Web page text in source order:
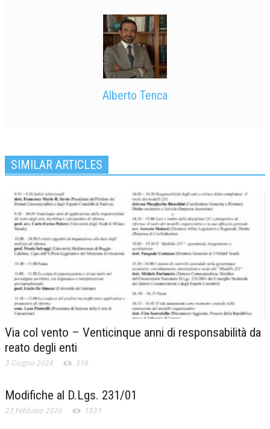
Alberto Tenca
SIMILAR ARTICLES
Via col vento – Venticinque anni di responsabilità da
reato degli enti
3 Giugno 2026 316
Modifiche al D.Lgs. 231/01
23 Febbraio 2026 1031